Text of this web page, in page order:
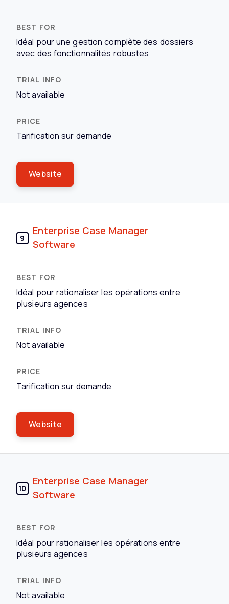
Idéal pour une gestion complète des dossiers
avec des fonctionnalités robustes
Not available
Tarification sur demande
Website
9
Enterprise Case Manager
Software
Idéal pour rationaliser les opérations entre
plusieurs agences
Not available
Tarification sur demande
Website
10
Enterprise Case Manager
Software
Idéal pour rationaliser les opérations entre
plusieurs agences
Not available